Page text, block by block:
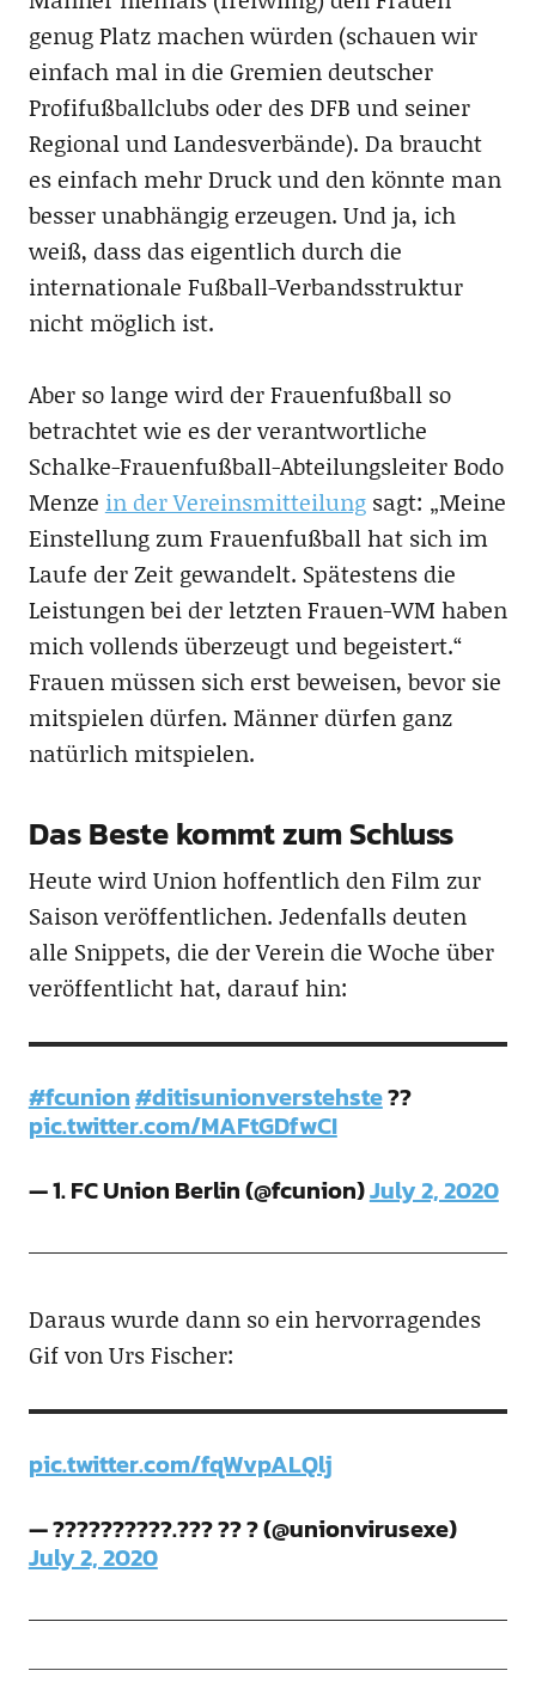
genug Platz machen würden (schauen wir
einfach mal in die Gremien deutscher
Profifußballclubs oder des DFB und seiner
Regional und Landesverbände). Da braucht
es einfach mehr Druck und den könnte man
besser unabhängig erzeugen. Und ja, ich
weiß, dass das eigentlich durch die
internationale Fußball-Verbandsstruktur
nicht möglich ist.
Aber so lange wird der Frauenfußball so
betrachtet wie es der verantwortliche
Schalke-Frauenfußball-Abteilungsleiter Bodo
Menze in der Vereinsmitteilungsagt: „Meine
Einstellung zum Frauenfußball hat sich im
Laufe der Zeit gewandelt. Spätestens die
Leistungen bei der letzten Frauen-WM haben
mich vollends überzeugt und begeistert.“
Frauen müssen sich erst beweisen, bevor sie
mitspielen dürfen. Männer dürfen ganz
natürlich mitspielen.
Das Beste kommt zum Schluss
Heute wird Union hoffentlich den Film zur
Saison veröffentlichen. Jedenfalls deuten
alle Snippets, die der Verein die Woche über
veröffentlicht hat, darauf hin:
#fcunion#ditisunionverstehste??
pic.twitter.com/MAFtGDfwCI
— 1. FC Union Berlin (@fcunion)July 2, 2020
Daraus wurde dann so ein hervorragendes
Gif von Urs Fischer:
pic.twitter.com/fqWvpALQlj
— ??????????.??? ?? ? (@unionvirusexe)
July 2, 2020